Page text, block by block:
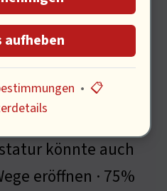
könnte auch
eröffnen · 75%
aufheben
• 📋